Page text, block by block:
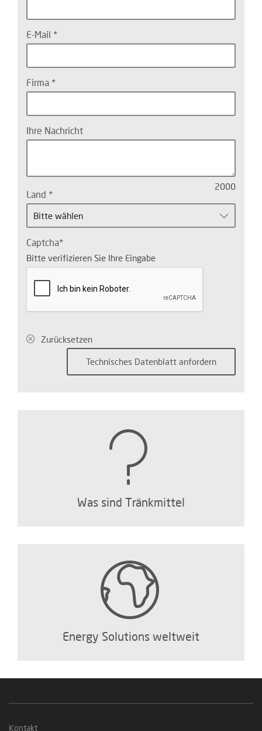
E-Mail
Firma
Ihre Nachricht
2000
Land
Bitte wählen
Captcha
Bitte verifizieren Sie Ihre Eingabe
Zurücksetzen
Was sind Tränkmittel
Energy Solutions weltweit
Kontakt